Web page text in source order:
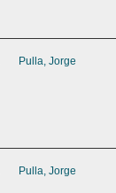
Pulla, Jorge
Pulla, Jorge